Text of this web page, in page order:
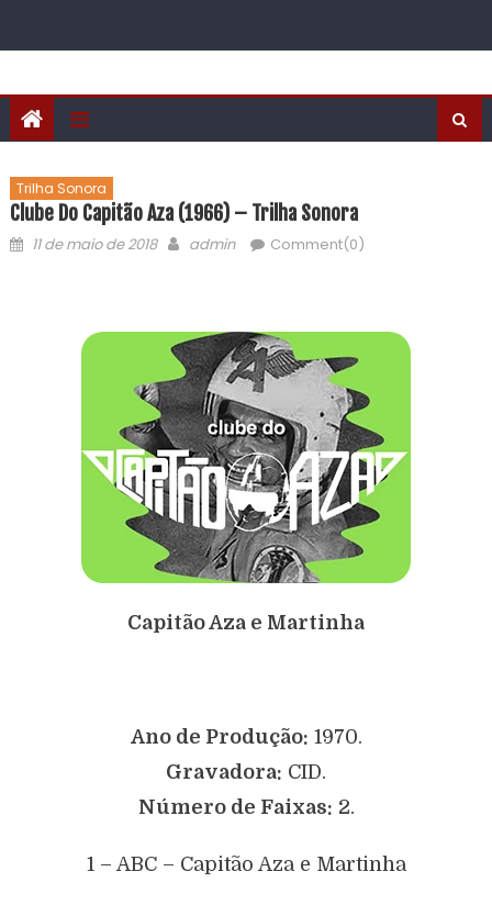
Trilha Sonora
Clube Do Capitão Aza (1966) – Trilha Sonora
11 de maio de 2018 admin Comment(0)
Capitão Aza e Martinha
Ano de Produção: 1970.
Gravadora: CID.
Número de Faixas: 2.
1 – ABC – Capitão Aza e Martinha